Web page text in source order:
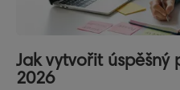
Jak vytvořit
2026